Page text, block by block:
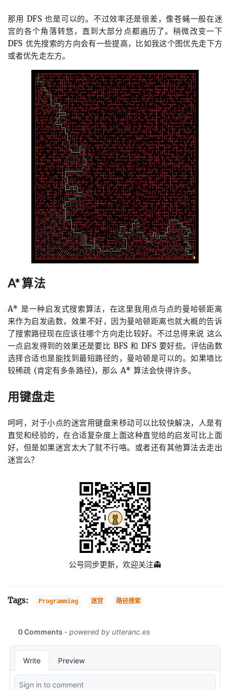
那用 DFS 也是可以的。不过效率还是很差，像苍蝇一般在迷
宫的各个角落转悠，直到大部分点都遍历了。稍微改变一下
DFS 优先搜索的方向会有一些提高，比如我这个图优先走下方
或者优先走左方。
A* 算法
A* 是一种启发式搜索算法，在这里我用点与点的曼哈顿距离
来作为启发函数，效果不好，因为曼哈顿距离也就大概的告诉
了搜索路径现在应该往哪个方向走比较好。不过总得来说 这么
一点启发得到的效果还是要比 BFS 和 DFS 要好些。评估函数
选择合适也是能找到最短路径的，曼哈顿是可以的。如果墙比
较稀疏 (肯定有多条路径)，那么 A* 算法会快得许多。
用键盘走
呵呵，对于小点的迷宫用键盘来移动可以比较快解决，人是有
直觉和经验的，在合适复杂度上面这种直觉给的启发可比上面
好，但是如果迷宫太大了就不行咯。或者还有其他算法去走出
迷宫么？
公号同步更新，欢迎关注👻
Tags: Programming 迷宫 路径搜索